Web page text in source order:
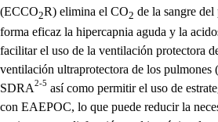
(ECCO2R) elimina el CO2 de la sangre del
forma eficaz la hipercapnia aguda y la
facilitar el uso de la ventilación protectora
ventilación ultraprotectora de los pulmones
SDRA2-5 así como permitir el uso de
con EAEPOC, lo que puede reducir la